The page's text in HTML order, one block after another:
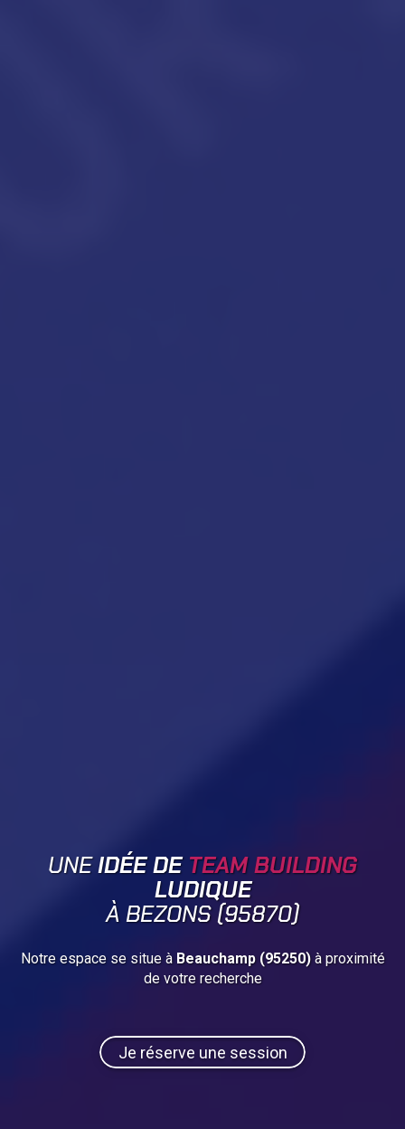
UNEIDÉE DE TEAM BUILDING
LUDIQUE
À BEZONS (95870)
Notre espace se situe à Beauchamp (95250)à proximité
de votre recherche
Je réserve une session